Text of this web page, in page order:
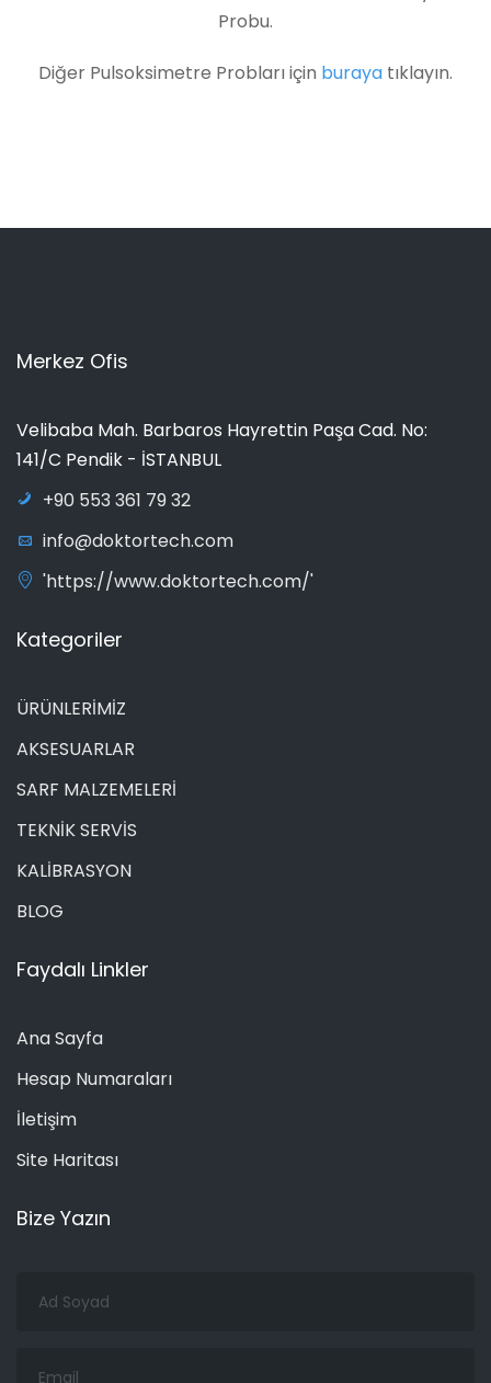
Probu.
Diğer Pulsoksimetre Probları için buraya tıklayın.
Merkez Ofis
Velibaba Mah. Barbaros Hayrettin Paşa Cad. No:
141/C Pendik - İSTANBUL
+90 553 361 79 32
info@doktortech.com
'https://www.doktortech.com/'
Kategoriler
ÜRÜNLERİMİZ
AKSESUARLAR
SARF MALZEMELERİ
TEKNİK SERVİS
KALİBRASYON
BLOG
Faydalı Linkler
Ana Sayfa
Hesap Numaraları
İletişim
Site Haritası
Bize Yazın
Soyad